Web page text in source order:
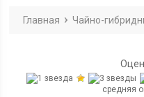
Главная Чайно-
средняя